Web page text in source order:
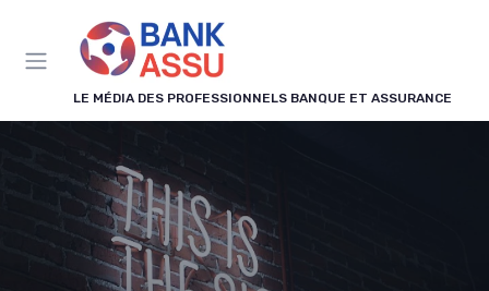
LE MÉDIA DES PROFESSIONNELS BANQUE ET ASSURANCE